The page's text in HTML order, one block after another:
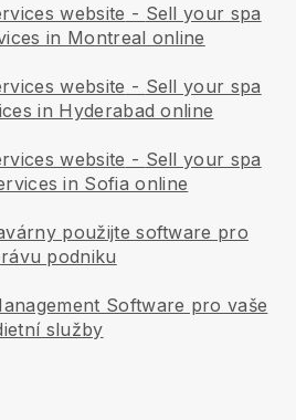
website - Sell your spa
in Montreal online
website - Sell your spa
in Hyderabad online
website - Sell your spa
in Sofia online
použijte software pro
podniku
Software pro vaše
služby